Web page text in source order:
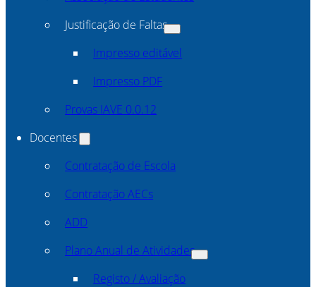
Justificação de Faltas
Impresso editável
Impresso PDF
Provas IAVE 0.0.12
Docentes
Contratação de Escola
Contratação AECs
ADD
Plano Anual de Atividades
Registo / Avaliação